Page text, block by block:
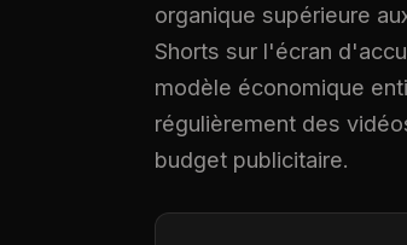
organique supérieure
Shorts sur l'écran
modèle économique
régulièrement des
budget publicitaire.